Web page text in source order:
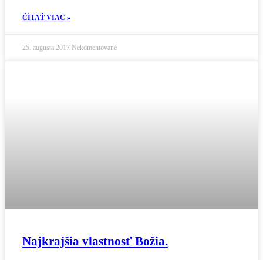
ČÍTAŤ VIAC »
25. augusta 2017 Nekomentované
Najkrajšia vlastnosť Božia.